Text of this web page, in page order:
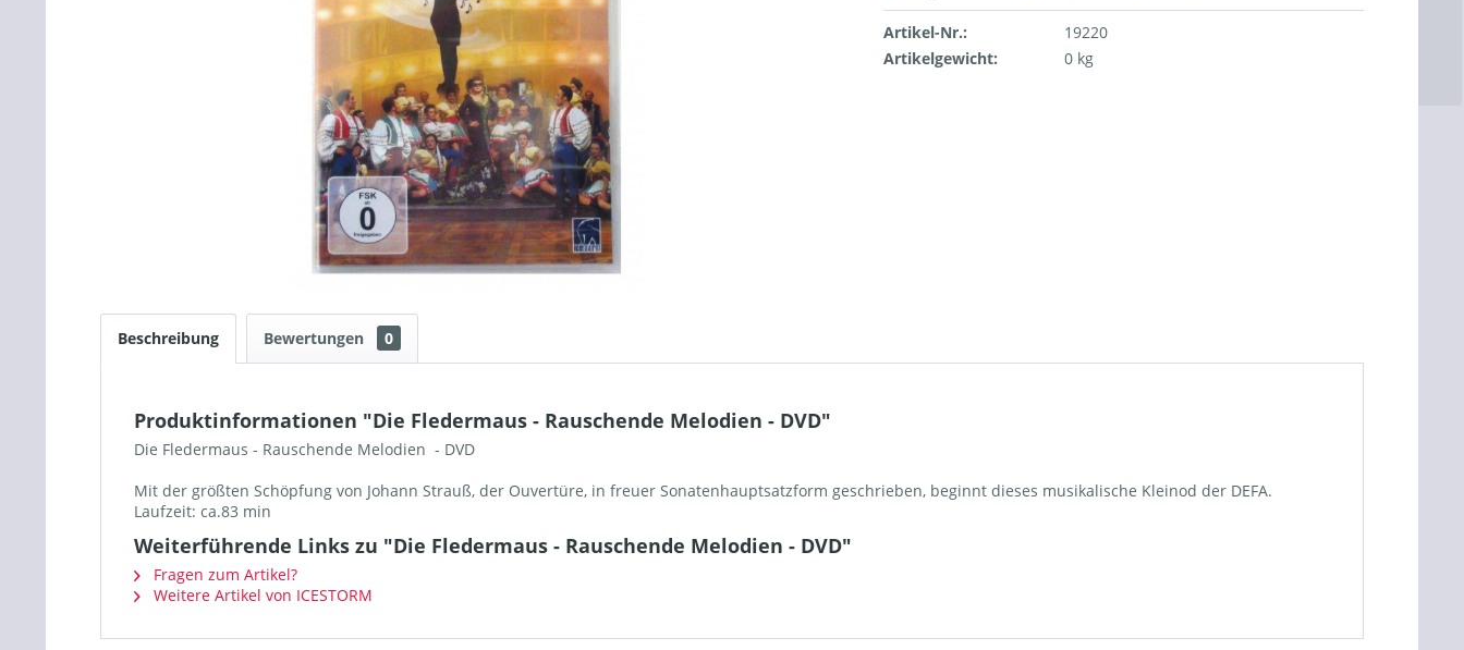
Artikel-Nr.:
19220
Artikelgewicht:
0 kg
Beschreibung Bewertungen 0
Produktinformationen "Die Fledermaus - Rauschende Melodien - DVD"
Die Fledermaus - Rauschende Melodien - DVD
Mit der größten Schöpfung von Johann Strauß, der Ouvertüre, in freuer Sonatenhauptsatzform geschrieben, beginnt dieses musikalische Kleinod der DEFA.
Laufzeit: ca.83 min
Weiterführende Links zu "Die Fledermaus - Rauschende Melodien - DVD"
Fragen zum Artikel?
Weitere Artikel von ICESTORM